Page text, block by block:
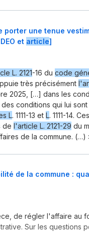
porter une tenue
et article]
L. 2121-16 du code
très précisément
2025, […] dans les
conditions qui lui
L. 1111-13 et L. 1111-14.
de l'article L. 2121-29 du
de la commune. (…)
de la commune :
de régler l'affaire au
Sur les questions